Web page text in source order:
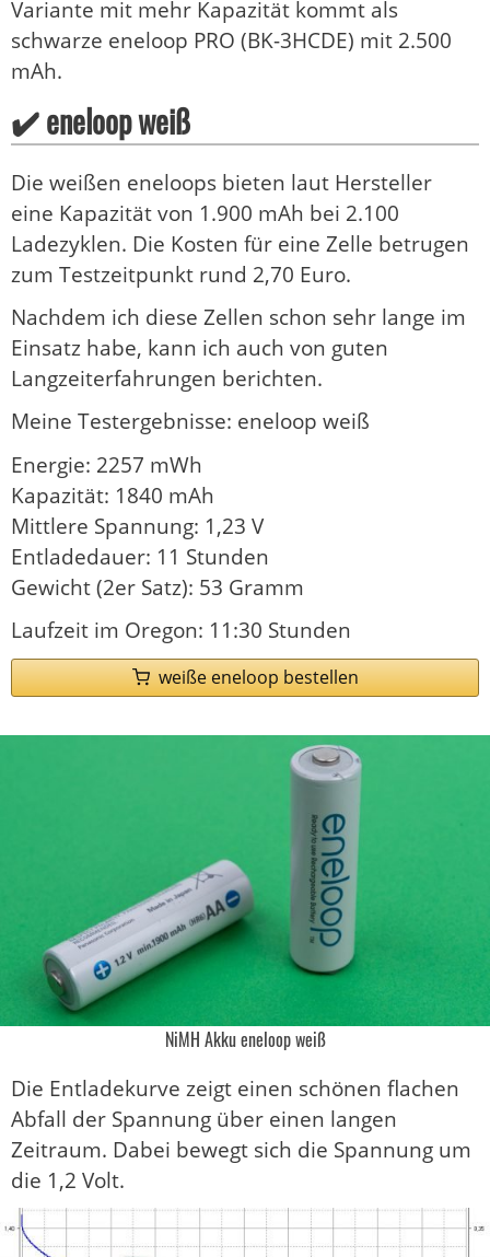
Variante mit mehr Kapazität kommt als
schwarze eneloop PRO (BK-3HCDE) mit 2.500
mAh.
✔️ eneloop weiß
Die weißen eneloops bieten laut Hersteller
eine Kapazität von 1.900 mAh bei 2.100
Ladezyklen. Die Kosten für eine Zelle betrugen
zum Testzeitpunkt rund 2,70 Euro.
Nachdem ich diese Zellen schon sehr lange im
Einsatz habe, kann ich auch von guten
Langzeiterfahrungen berichten.
Meine Testergebnisse: eneloop weiß
Energie: 2257 mWh
Kapazität: 1840 mAh
Mittlere Spannung: 1,23 V
Entladedauer: 11 Stunden
Gewicht (2er Satz): 53 Gramm
Laufzeit im Oregon: 11:30 Stunden
weiße eneloop bestellen
NiMH Akku eneloop weiß
Die Entladekurve zeigt einen schönen flachen
Abfall der Spannung über einen langen
Zeitraum. Dabei bewegt sich die Spannung um
die 1,2 Volt.